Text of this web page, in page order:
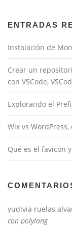
ENTRADAS
Instalación de
Crear un
con VSCode,
Explorando el
Wix vs
Qué es el favicon
yudivia ruelas
con polylang